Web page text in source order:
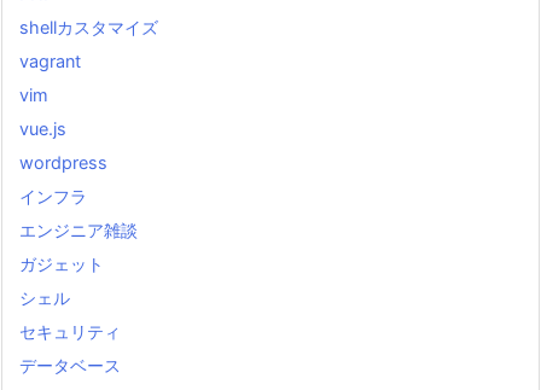
shellカスタマイズ
vagrant
vim
vue.js
wordpress
インフラ
エンジニア雑談
ガジェット
シェル
セキュリティ
データベース